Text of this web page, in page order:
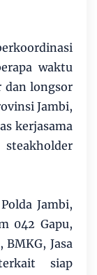
waktu
dan longsor
Jambi,
kerjasama
Jambi,
042 Gapu,
BMKG, Jasa
siap